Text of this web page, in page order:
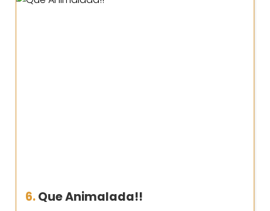
6.Que Animalada!!